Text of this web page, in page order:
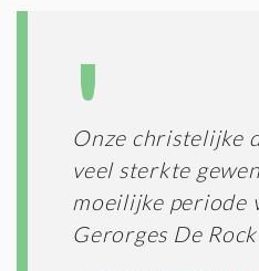
Onze christelijke
veel sterkte
moeilijke periode
Gerorges De Rock